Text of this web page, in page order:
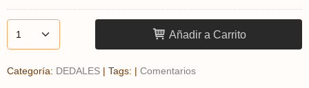
Añadir a Carrito
Categoría: DEDALES | Tags: | Comentarios